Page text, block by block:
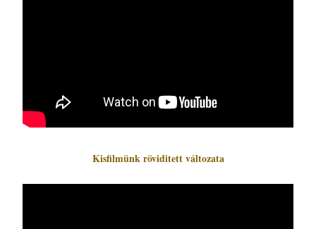
Kisfilmünk röviditett változata